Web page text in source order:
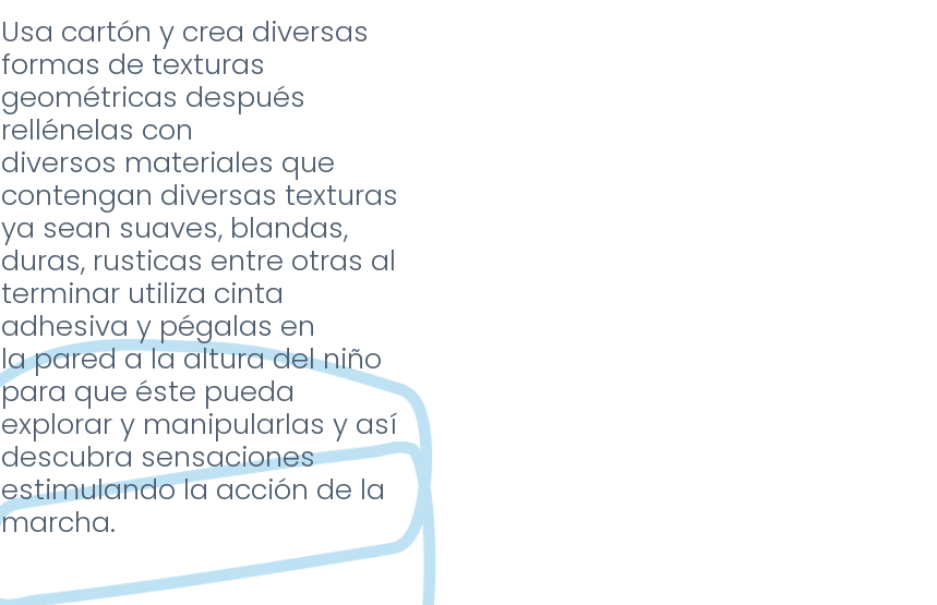
Usa cartón y crea diversas
formas de texturas
geométricas después
rellénelas con
diversos materiales que
contengan diversas texturas
ya sean suaves, blandas,
duras, rusticas entre otras al
terminar utiliza cinta
adhesiva y pégalas en
lapared a la altura del niño
para que éste pueda
explorar y manipularlas y así
descubra sensaciones
estimulando laacción de la
marcha.